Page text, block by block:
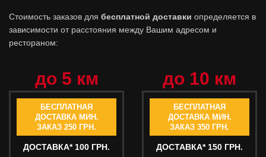
Стоимость заказов для бесплатной доставки определяется в
зависимости от расстояния между Вашим адресом и
рестораном:
до 5 км
БЕСПЛАТНАЯ
ДОСТАВКА МИН.
ЗАКАЗ 250 ГРН.
ДОСТАВКА* 100 ГРН.
до 10 км
БЕСПЛАТНАЯ
ДОСТАВКА МИН.
ЗАКАЗ 350 ГРН.
ДОСТАВКА* 150 ГРН.